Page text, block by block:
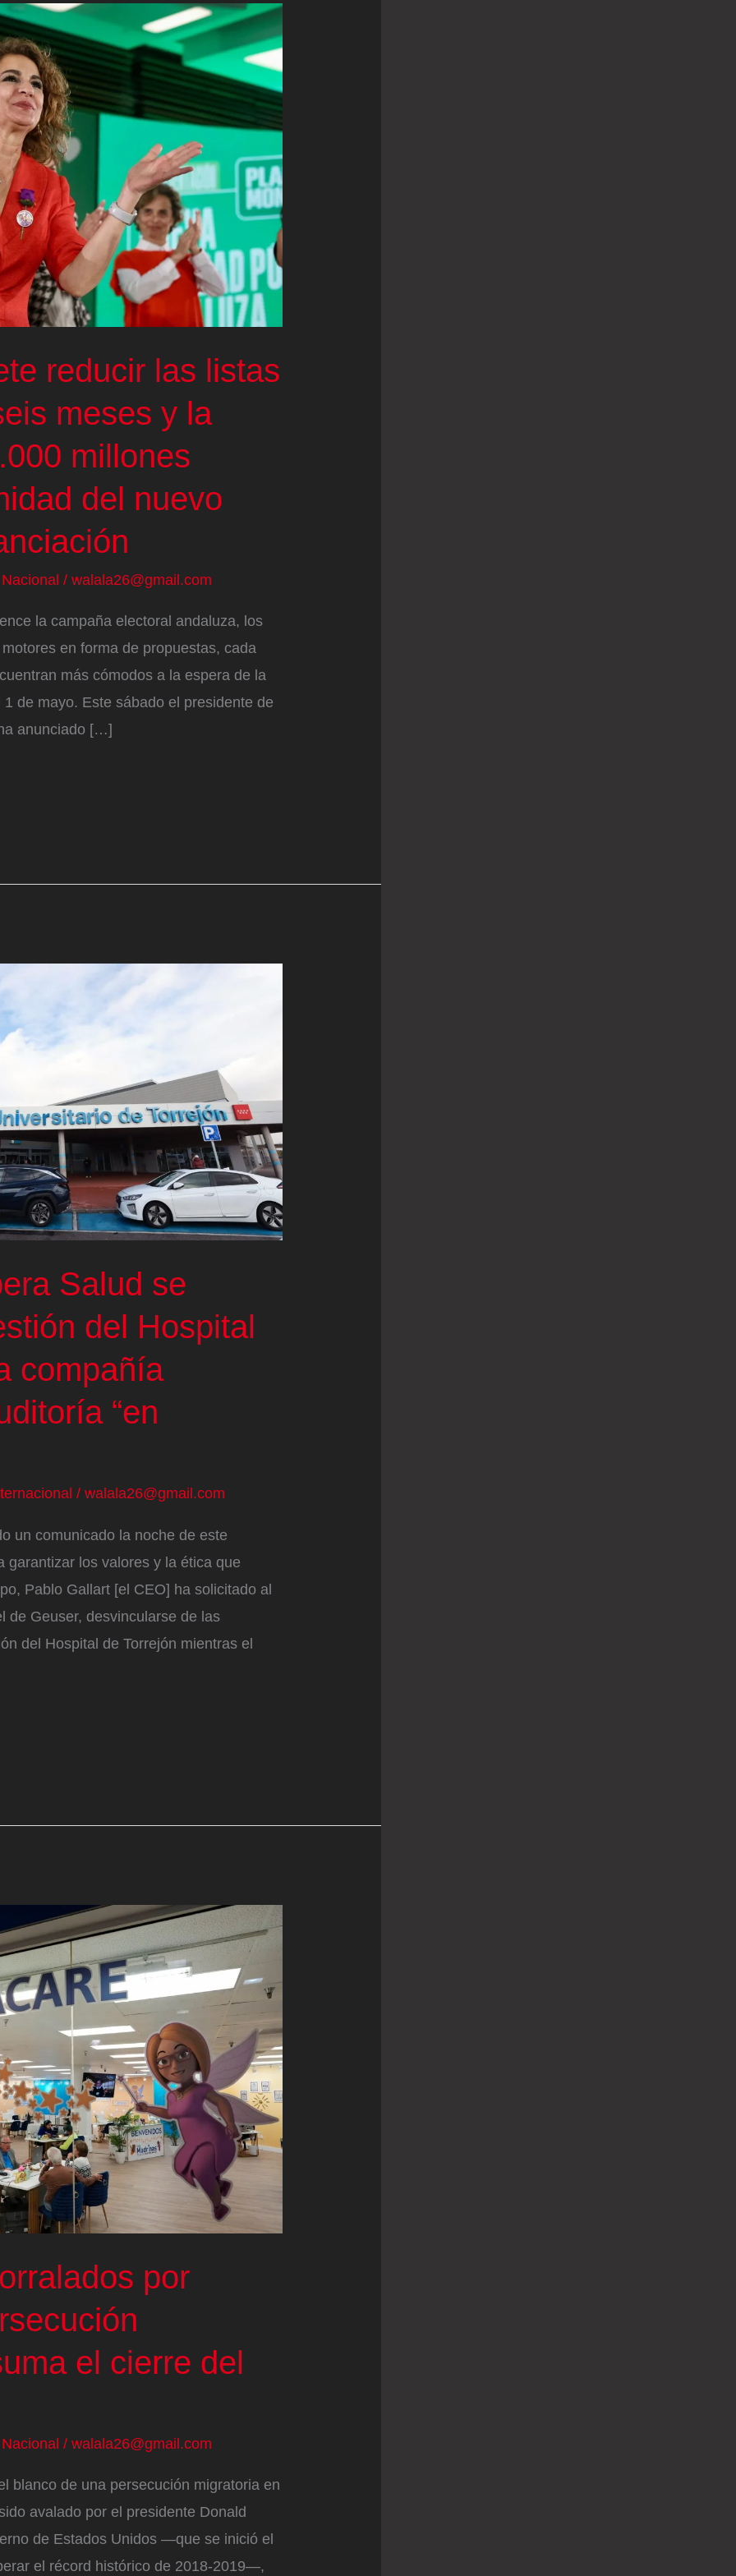
reducir las listas
meses y la
millones
del nuevo
Nacional / walala26@gmail.com
la campaña electoral andaluza, los
en forma de propuestas, cada
más cómodos a la espera de la
de mayo. Este sábado el presidente de
anunciado […]
Salud se
del Hospital
compañía
“en
/ walala26@gmail.com
un comunicado la noche de este
garantizar los valores y la ética que
Pablo Gallart [el CEO] ha solicitado al
de Geuser, desvincularse de las
del Hospital de Torrejón mientras el
por
el cierre del
Nacional / walala26@gmail.com
blanco de una persecución migratoria en
avalado por el presidente Donald
de Estados Unidos —que se inició el
el récord histórico de 2018-2019—,